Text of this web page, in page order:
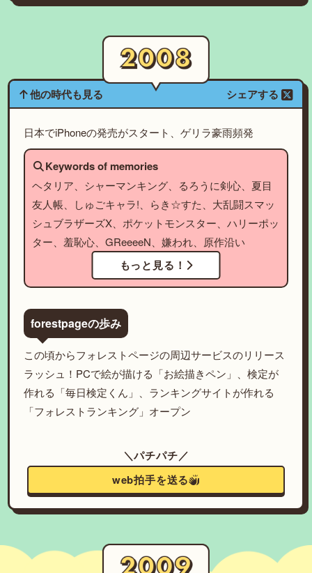
他の時代も見る シェアする
日本でiPhoneの発売がスタート、ゲリラ豪雨頻発
Keywords of memories
ヘタリア、シャーマンキング、るろうに剣心、夏目
友人帳、しゅごキャラ!、らき☆すた、大乱闘スマッ
シュブラザーズX、ポケットモンスター、ハリーポッ
ター、羞恥心、GReeeeN、嫌われ、原作沿い
もっと見る！
forestpageの歩み
この頃からフォレストページの周辺サービスのリリース
ラッシュ！PCで絵が描ける「お絵描きペン」、検定が
作れる「毎日検定くん」、ランキングサイトが作れる
「フォレストランキング」オープン
＼パチパチ／
web拍手を送る